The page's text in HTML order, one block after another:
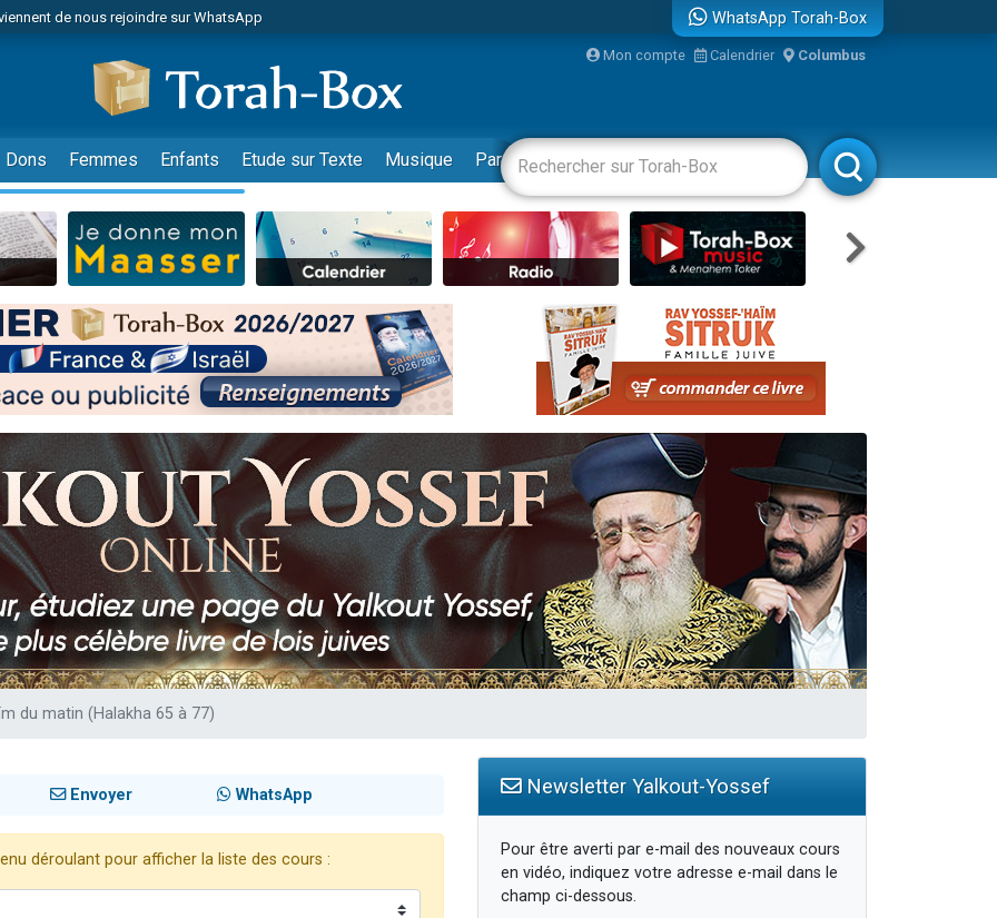
de nous rejoindre sur WhatsApp
viennent de faire un don pour 5 jours de vacances aux Orphelins
viennent de faire un don pour Diane, 80 ans, dans un appartement insalubre
de nous rejoindre sur WhatsApp
viennent de demander une bénédiction
viennent de faire un don pour Sauvez la jambe de Yohan
places pour étudier en groupe sur Zoom
musiques dans Torah-Box Music
de nous rejoindre sur WhatsApp
de nous rejoindre sur WhatsApp
musiques dans Torah-Box Music
de nous rejoindre sur WhatsApp
viennent de faire un don pour Tsédaka : pauvres d'Israel
radio : Visions de grandeur n°104 : Le Chabbath et le Birkat Hamazone à travers le temps
viennent de demander une bénédiction
places pour étudier en groupe sur Zoom
son Maasser
de donner son Maasser
de nous rejoindre sur WhatsApp
WhatsApp Torah-Box
Mon compte Calendrier Columbus
Dons Femmes Enfants Etude sur Texte Musique Paracha Divertissements Livres Rabbanim
du matin (Halakha 65 à 77)
Envoyer WhatsApp
déroulant pour afficher la liste des cours :
Newsletter Yalkout-Yossef
Pour être averti par e-mail des nouveaux cours
en vidéo, indiquez votre adresse e-mail dans le
champ ci-dessous.